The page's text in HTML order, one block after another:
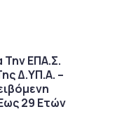
Την ΕΠΑ.Σ.
Δ.ΥΠ.Α. –
29 Ετών